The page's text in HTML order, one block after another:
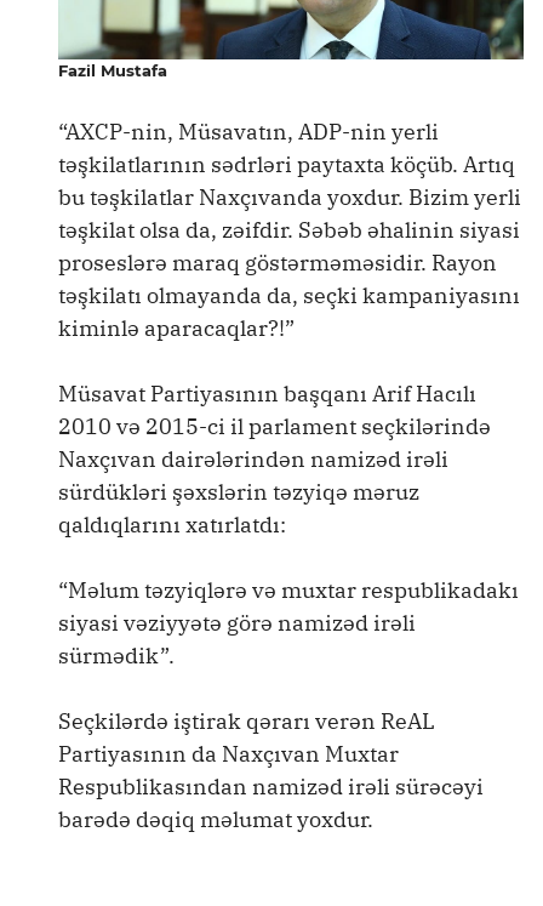
Fazil Mustafa
“AXCP-nin, Müsavatın, ADP-nin yerli
təşkilatlarının sədrləri paytaxta köçüb. Artıq
bu təşkilatlar Naxçıvanda yoxdur. Bizim yerli
təşkilat olsa da, zəifdir. Səbəb əhalinin siyasi
proseslərə maraq göstərməməsidir. Rayon
təşkilatı olmayanda da, seçki kampaniyasını
kiminlə aparacaqlar?!”
Müsavat Partiyasının başqanı Arif Hacılı
2010 və 2015-ci il parlament seçkilərində
Naxçıvan dairələrindən namizəd irəli
sürdükləri şəxslərin təzyiqə məruz
qaldıqlarını xatırlatdı:
“Məlum təzyiqlərə və muxtar respublikadakı
siyasi vəziyyətə görə namizəd irəli
sürmədik”.
Seçkilərdə iştirak qərarı verən ReAL
Partiyasının da Naxçıvan Muxtar
Respublikasından namizəd irəli sürəcəyi
barədə dəqiq məlumat yoxdur.